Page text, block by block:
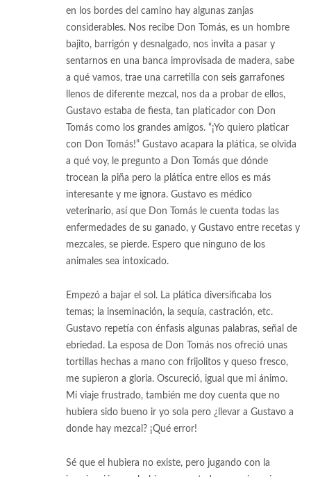
en los bordes del camino hay algunas zanjas
considerables. Nos recibe Don Tomás, es un hombre
bajito, barrigón y desnalgado, nos invita a pasar y
sentarnos en una banca improvisada de madera, sabe
a qué vamos, trae una carretilla con seis garrafones
llenos de diferente mezcal, nos da a probar de ellos,
Gustavo estaba de fiesta, tan platicador con Don
Tomás como los grandes amigos. “¡Yo quiero platicar
con Don Tomás!” Gustavo acapara la plática, se olvida
a qué voy, le pregunto a Don Tomás que dónde
trocean la piña pero la plática entre ellos es más
interesante y me ignora. Gustavo es médico
veterinario, así que Don Tomás le cuenta todas las
enfermedades de su ganado, y Gustavo entre recetas y
mezcales, se pierde. Espero que ninguno de los
animales sea intoxicado.
Empezó a bajar el sol. La plática diversificaba los
temas; la inseminación, la sequía, castración, etc.
Gustavo repetía con énfasis algunas palabras, señal de
ebriedad. La esposa de Don Tomás nos ofreció unas
tortillas hechas a mano con frijolitos y queso fresco,
me supieron a gloria. Oscureció, igual que mi ánimo.
Mi viaje frustrado, también me doy cuenta que no
hubiera sido bueno ir yo sola pero ¿llevar a Gustavo a
donde hay mezcal? ¡Qué error!
Sé que el hubiera no existe, pero jugando con la